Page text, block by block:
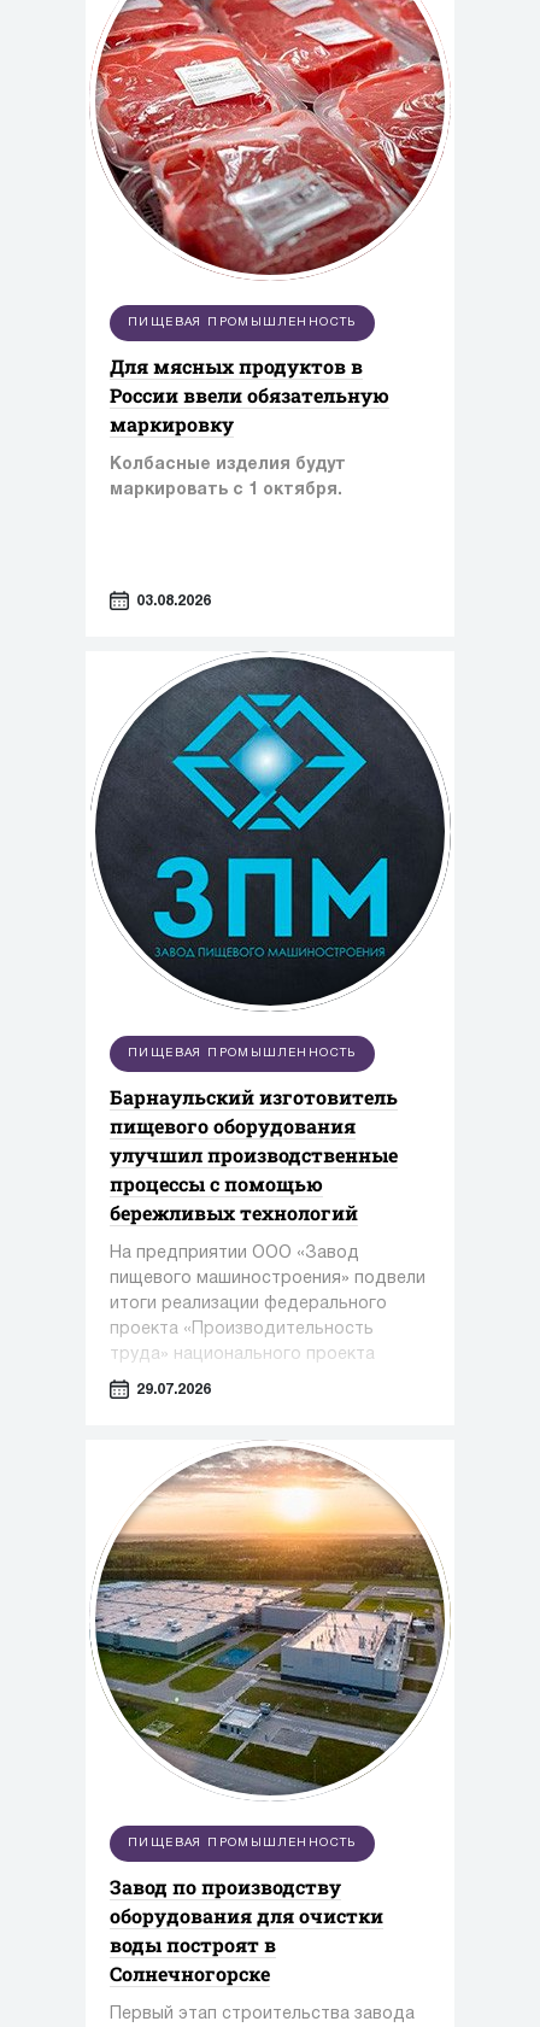
ПИЩЕВАЯ ПРОМЫШЛЕННОСТЬ
Для мясных продуктов в
России ввели обязательную
маркировку
Колбасные изделия будут
маркировать с 1 октября.
03.08.2026
ПИЩЕВАЯ ПРОМЫШЛЕННОСТЬ
Барнаульский изготовитель
пищевого оборудования
улучшил производственные
процессы с помощью
бережливых технологий
На предприятии ООО «Завод
пищевого машиностроения» подвели
итоги реализации федерального
проекта «Производительность
труда» национального проекта
«Эффективная и конкурентная
компетенций Алтайского края.
29.07.2026
ПИЩЕВАЯ ПРОМЫШЛЕННОСТЬ
Завод по производству
оборудования для очистки
воды построят в
Солнечногорске
Первый этап строительства завода